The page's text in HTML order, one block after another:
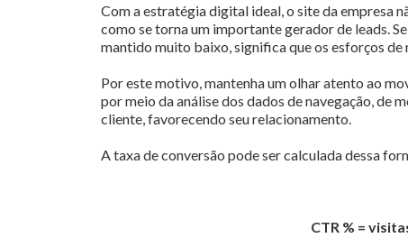
Com a estratégia digital ideal, o site da empresa
como se torna um importante gerador de leads.
mantido muito baixo, significa que os esforços de
Por este motivo, mantenha um olhar atento ao
por meio da análise dos dados de navegação, de
cliente, favorecendo seu relacionamento.
A taxa de conversão pode ser calculada dessa
CTR % =